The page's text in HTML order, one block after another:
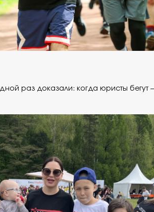
раз доказали: когда юристы бегут